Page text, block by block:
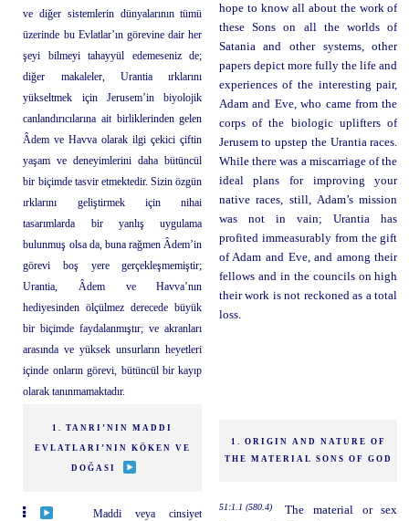
ve diğer sistemlerin dünyalarının tümü
üzerinde bu Evlatlar’ın görevine dair her
şeyi bilmeyi tahayyül edemeseniz de;
diğer makaleler, Urantia ırklarını
yükseltmek için Jerusem’in biyolojik
canlandırıcılarına ait birliklerinden gelen
Âdem ve Havva olarak ilgi çekici çiftin
yaşam ve deneyimlerini daha bütüncül
bir biçimde tasvir etmektedir. Sizin özgün
ırklarını geliştirmek için nihai
tasarımlarda bir yanlış uygulama
bulunmuş olsa da, buna rağmen Âdem’in
görevi boş yere gerçekleşmemiştir;
Urantia, Âdem ve Havva’nın
hediyesinden ölçülmez derecede büyük
bir biçimde faydalanmıştır; ve akranları
arasında ve yüksek unsurların heyetleri
içinde onların görevi, bütüncül bir kayıp
olarak tanınmamaktadır.
hope to know all about the work of
these Sons on all the worlds of
Satania and other systems, other
papers depict more fully the life and
experiences of the interesting pair,
Adam and Eve, who came from the
corps of the biologic uplifters of
Jerusem to upstep the Urantia races.
While there was a miscarriage of the
ideal plans for improving your
native races, still, Adam’s mission
was not in vain; Urantia has
profited immeasurably from the gift
of Adam and Eve, and among their
fellows and in the councils on high
their work is not reckoned as a total
loss.
1. TANRI’NIN MADDI
EVLATLARI’NIN KÖKEN VE
DOĞASI
1. ORIGIN AND NATURE OF
THE MATERIAL SONS OF GOD
Maddi veya cinsiyet
51:1.1 (580.4)
The material or sex